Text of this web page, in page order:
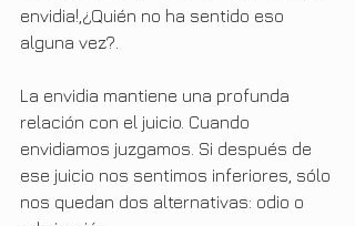
envidia!,¿Quién no ha sentido eso
alguna vez?.
La envidia mantiene una profunda
relación con el juicio. Cuando
envidiamos juzgamos. Si después de
ese juicio nos sentimos inferiores, sólo
nos quedan dos alternativas: odio o